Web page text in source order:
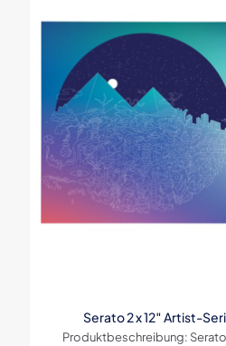
Serato 2 x 12″ Artist-
Produktbeschreibung: